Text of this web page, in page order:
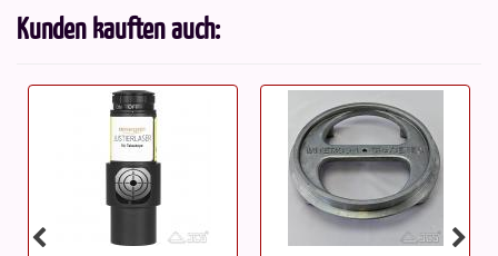
Kunden kauften auch: